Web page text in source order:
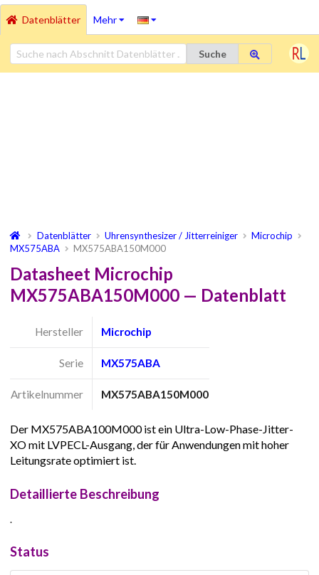
Datenblätter Mehr
Suche
Datenblätter Uhrensynthesizer / Jitterreiniger
Microchip
MX575ABA
MX575ABA150M000
Datasheet Microchip
MX575ABA150M000 — Datenblatt
Hersteller Microchip
Serie MX575ABA
Artikelnummer MX575ABA150M000
Der MX575ABA100M000 ist ein Ultra-Low-Phase-Jitter-
XO mit LVPECL-Ausgang, der für Anwendungen mit hoher
Leitungsrate optimiert ist.
Detaillierte Beschreibung
.
Status